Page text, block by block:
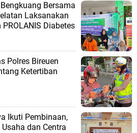
Bersama
Laksanakan
Diabetes
Polres Bireuen
Ketertiban
Ikuti Pembinaan,
dan Centra